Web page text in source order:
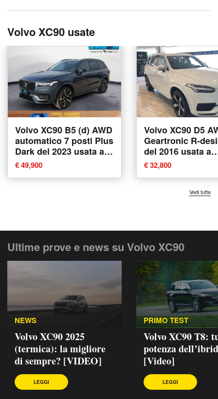
Volvo XC90 usate
Volvo XC90 B5 (d) AWD
automatico 7 posti Plus
Dark del 2023 usata a
Villorba
€ 49,900
Volvo XC90 D5
Geartronic R-
del 2016 usata a
Agliana
€ 32,800
Vedi tutte
Ultime prove e news su Volvo XC90
NEWS
Volvo XC90 2025
(termica): la migliore
di sempre? [VIDEO]
LEGGI
PRIMO TEST
Volvo XC90 T8:
potenza
[Video]
LEGGI